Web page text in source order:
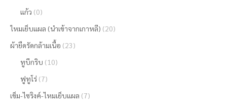
แก้ว (0)
ไหมเย็บแผล (นำเข้าจากเกาหลี) (20)
ผ้ายืดรัดกล้ามเนื้อ (23)
ทูบีกริบ (10)
ฟูทูโร่ (7)
เข็ม-ไซริงค์-ไหมเย็บแผล (7)